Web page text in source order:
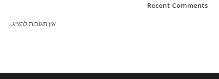
Recent
אין תגובות להציג.